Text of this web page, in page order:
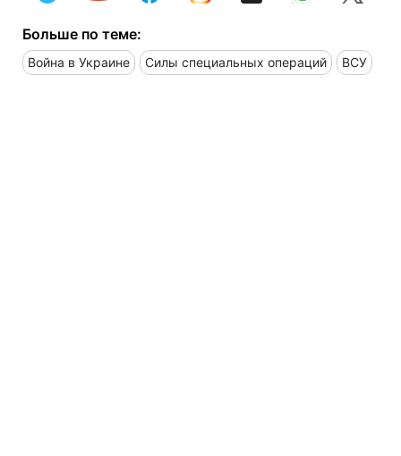
Больше по теме:
Война в Украине Силы специальных операций ВСУ